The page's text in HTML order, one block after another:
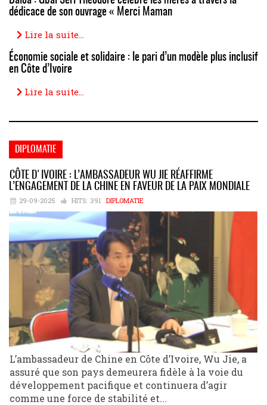
dédicace de son ouvrage « Merci Maman
Lire la suite...
Économie sociale et solidaire : le pari d’un modèle plus inclusif
en Côte d’Ivoire
Lire la suite...
DIPLOMATIE
CÔTE D'IVOIRE : L’AMBASSADEUR WU JIE RÉAFFIRME
L’ENGAGEMENT DE LA CHINE EN FAVEUR DE LA PAIX MONDIALE
29-09-2025 HITS: 391 DIPLOMATIE
L’ambassadeur de Chine en Côte d’Ivoire, Wu Jie, a
assuré que son pays demeurera fidèle à la voie du
développement pacifique et continuera d’agir
comme une force de stabilité et...